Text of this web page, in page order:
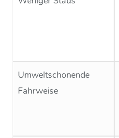
Umweltschonende
Fahrweise